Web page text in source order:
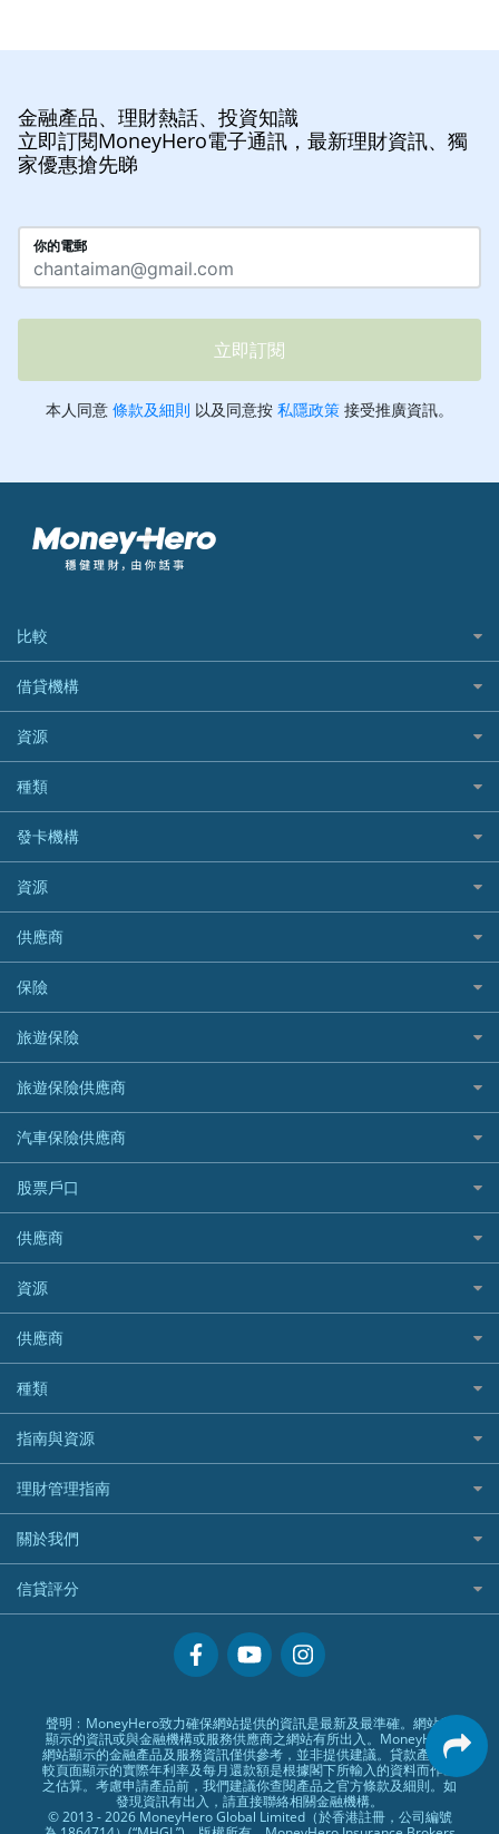
金融產品、理財熱話、投資知識
立即訂閱MoneyHero電子通訊，最新理財資訊、獨
家優惠搶先睇
比較
私人貸款比較
稅季/稅務貸款
網上貸款
結餘轉戶(清卡數貸款)
銀行貸款
財務公司貸款
免入息貸款
免TU貸款
急借錢
緊急貸款比較
最佳小額貸款比較
易批必批貸款
24小時貸款
最佳循環貸款
借貸機構
BEA 東亞銀行
BOC 中國銀行
Cashing Pro 優尚信貸
CCB(Asia) 中國建設銀行 (亞洲)
Citibank 花旗銀行
CNCBI 信銀國際
CreFIT 維信
DBS 星展銀行
DSB 大新銀行
HSBC 滙豐銀行貸款
K Cash 貸款
Mox 銀行
National Resources 中潤物業按揭
OCBC 華僑銀行
PrimeCredit 安信信貸
Promise 邦民日本財務
Rabbit Credit月兔信貸
Standard Chartered 渣打銀行
UA 亞洲聯合財務
WeLab Bank
WeLend 貸款
資源
如何申請個人貸款
如何管理個人貸款
個人貸款有用資訊
清卡數貸款教學
循環貸款教學
個人化貸款產品推介 🔥全新
債務重組一覽
供樓利息扣稅
最佳貸款app
種類
網購優惠
精選外幣網購信用卡
尊尚信用卡
公司信用卡
電子錢包信用卡
日本遊信用卡攻略
韓國遊信用卡攻略
台灣遊信用卡攻略
機場貴賓室信用卡
銀聯信用卡
高獎賞信用卡推薦
酒店信用卡
發卡機構
Citibank花旗銀行
AE美國運通
DBS星展銀行
HSBC滙豐銀行
Mox
信銀國際
大新銀行
恒生銀行
Standard Chartered渣打銀行
東亞銀行
SIM
Airwallex信用卡
資源
Black Friday優惠
淘寶付款方式
一田購物優惠日
SOGO感謝祭
HKTVmall優惠碼
交稅優惠
酒店優惠碼
機票優惠碼
供應商
八達通自動增值信用卡
保險
旅遊保險
汽車保險
家居保險
家傭保險
寵物保險
定期人壽保險
危疾保險
年金資訊
樓宇火險
旅遊保險
日本旅遊保險及資訊
泰國旅遊保險及資訊
台灣旅遊保險及資訊
韓國旅遊保險及資訊
歐洲旅遊保險及資訊
越南旅遊保險及資訊
澳洲旅遊保險及資訊
長者嘆世界
家庭親子遊
自駕遊比較
相機有得保
專為孕婦設計的最佳旅遊保險
最佳滑雪旅遊保險
最適合BB的旅遊保險
旅遊保險供應商
AXA 安盛
AIG 美亞
Allianz 安聯
Allied World 世聯
Avo
中國銀行
Bolttech 保特
Blue Cross 藍十字
中國平安
HSBC滙豐銀行
MSIG 三井住友
Prudential 保誠
QBE 昆士蘭
Starr
汽車保險供應商
大新汽車保險
中銀汽車保險
Allianz安聯汽車保險
bolttech保障汽車保險
Zurich蘇黎世汽車保險
QBE昆士蘭汽車保險
平安汽車保險
股票戶口
富途證券
IB盈透證券
老虎證券
uSMART 盈立證券
華盛証券
長橋證券
WeBull微牛證券
漲樂全球通｜華泰國際
OSL
供應商
富途牛牛好唔好？
Webull微牛證券好唔好？
Longbridge長橋證券好唔好？
老虎證券好唔好？
華盛証券好唔好？
漲樂全球通好唔好？
IB盈透證券好唔好？
盈立證券 uSMART 好唔好？
Stashaway好唔好？
資源
股票戶口開戶
證券行邊間好？
港股5隻高息ETF精選
什麼是ETF？
香港30大高息股排行
黃金ETF懶人包
最值得注意的比特幣ETF
選股策略：五步調查攻略
供應商
銀行戶口比較
尊尚銀行戶口
Citi Plus
中信銀行inMotion
Airwallex銀行
種類
定期存款
港元定存
人民幣定存
美元定存
英鎊定存
澳元定存
指南與資源
理財資訊
識慳識賺
債務管理
投資理財
置業安居
專欄文章
理財管理指南
常用相關詞彙
MoneyHero電子報
所有合作銀行或機構
關於我們
服務承諾
網上支援
常見問題
條款及細則
編輯守則
廣告合作
信貸評分
聲明﹕MoneyHero致力確保網站提供的資訊是最新及最準確。網站所
顯示的資訊或與金融機構或服務供應商之網站有所出入。MoneyHero
網站顯示的金融產品及服務資訊僅供參考，並非提供建議。貸款產品比
較頁面顯示的實際年利率及每月還款額是根據閣下所輸入的資料而作出
之估算。考慮申請產品前，我們建議你查閱產品之官方條款及細則。如
發現資訊有出入，請直接聯絡相關金融機構。
© 2013 - 2026 MoneyHero Global Limited（於香港註冊，公司編號